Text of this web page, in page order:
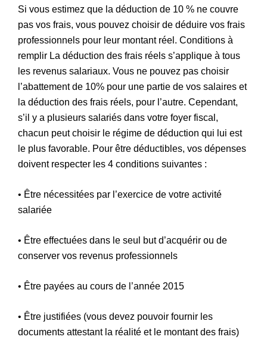
Si vous estimez que la déduction de 10 % ne couvre
pas vos frais, vous pouvez choisir de déduire vos frais
professionnels pour leur montant réel. Conditions à
remplir La déduction des frais réels s’applique à tous
les revenus salariaux. Vous ne pouvez pas choisir
l’abattement de 10% pour une partie de vos salaires et
la déduction des frais réels, pour l’autre. Cependant,
s’il y a plusieurs salariés dans votre foyer fiscal,
chacun peut choisir le régime de déduction qui lui est
le plus favorable. Pour être déductibles, vos dépenses
doivent respecter les 4 conditions suivantes :
• Être nécessitées par l’exercice de votre activité
salariée
• Être effectuées dans le seul but d’acquérir ou de
conserver vos revenus professionnels
• Être payées au cours de l’année 2015
• Être justifiées (vous devez pouvoir fournir les
documents attestant la réalité et le montant des frais)